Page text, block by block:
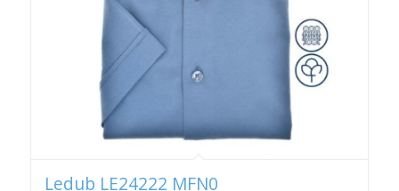
Ledub LE24222 MFN0